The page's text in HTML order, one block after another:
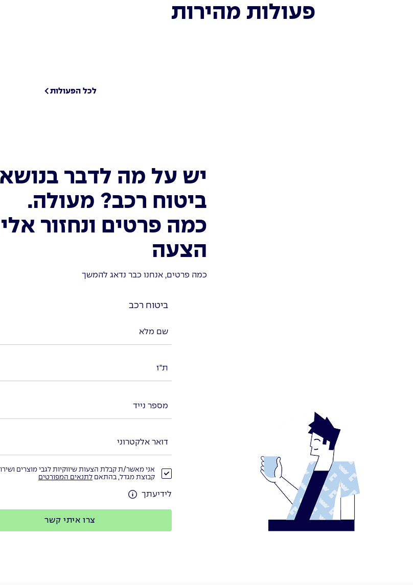
פעולות מהירות
לכל הפעולות
יש על מה לדבר
ביטוח רכב? מעולה.
כמה פרטים ונחזור
הצעה
כמה פרטים, אנחנו כבר נדאג להמשך
ביטוח רכב
אני מאשר/ת קבלת הצעות שיווקיות לגבי מוצרים
קבוצת מגדל, בהתאםלתנאים המפורטים
לידיעתך
צרו איתי קשר